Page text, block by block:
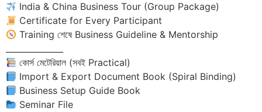
India & China Business Tour (Group Package)
Certificate for Every Participant
Training শেষে Business Guideline & Mentorship
কোর্স মেটেরিয়াল (সবই Practical)
Import & Export Document Book (Spiral Binding)
Business Setup Guide Book
Seminar File